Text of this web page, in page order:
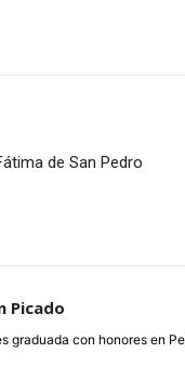
de San Pedro
Picado
graduada con honores en